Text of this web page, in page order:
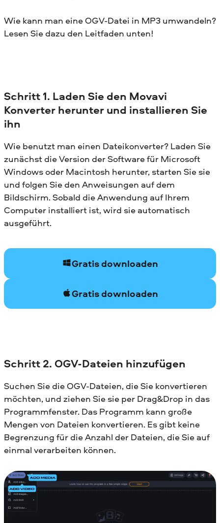
Wie kann man eine OGV-Datei in MP3 umwandeln?
Lesen Sie dazu den Leitfaden unten!
Schritt 1. Laden Sie den Movavi
Konverter herunter und installieren Sie
ihn
Wie benutzt man einen Dateikonverter? Laden Sie
zunächst die Version der Software für Microsoft
Windows oder Macintosh herunter, starten Sie sie
und folgen Sie den Anweisungen auf dem
Bildschirm. Sobald die Anwendung auf Ihrem
Computer installiert ist, wird sie automatisch
ausgeführt.
Gratis downloaden
Gratis downloaden
Schritt 2. OGV-Dateien hinzufügen
Suchen Sie die OGV-Dateien, die Sie konvertieren
möchten, und ziehen Sie sie per Drag&Drop in das
Programmfenster. Das Programm kann große
Mengen von Dateien konvertieren. Es gibt keine
Begrenzung für die Anzahl der Dateien, die Sie auf
einmal verarbeiten können.